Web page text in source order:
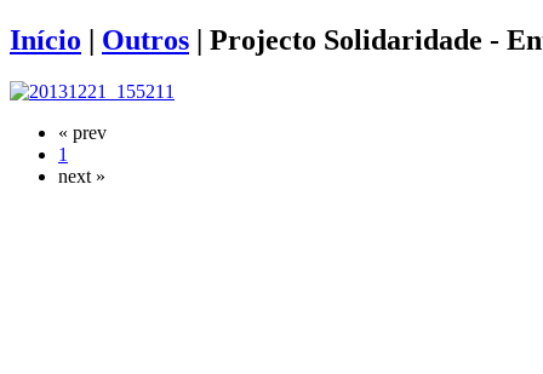
Início | Outros | Projecto Solidaridade -
« prev
1
next »